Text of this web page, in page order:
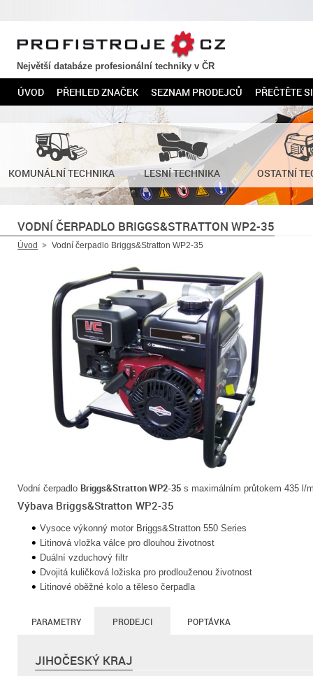
PROFISTROJE.CZ
Největší databáze profesionální techniky v ČR
ÚVOD PŘEHLED ZNAČEK SEZNAM PRODEJCŮ PŘEČTĚTE SI
KOMUNÁLNÍ TECHNIKA LESNÍ TECHNIKA OSTATNÍ
VODNÍ ČERPADLO BRIGGS&STRATTON WP2-35
Úvod Vodní čerpadlo Briggs&Stratton WP2-35
Vodní čerpadlo Briggs&Stratton WP2-35 s maximálním průtokem 435 l/
Výbava Briggs&Stratton WP2-35
Vysoce výkonný motor Briggs&Stratton 550 Series
Litinová vložka válce pro dlouhou životnost
Duální vzduchový filtr
Dvojitá kuličková ložiska pro prodlouženou životnost
Litinové oběžné kolo a těleso čerpadla
PARAMETRY PRODEJCI POPTÁVKA
JIHOČESKÝ KRAJ